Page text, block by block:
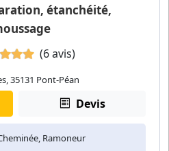
étanchéité,
(6 avis)
35131 Pont-Péan
Devis
Ramoneur